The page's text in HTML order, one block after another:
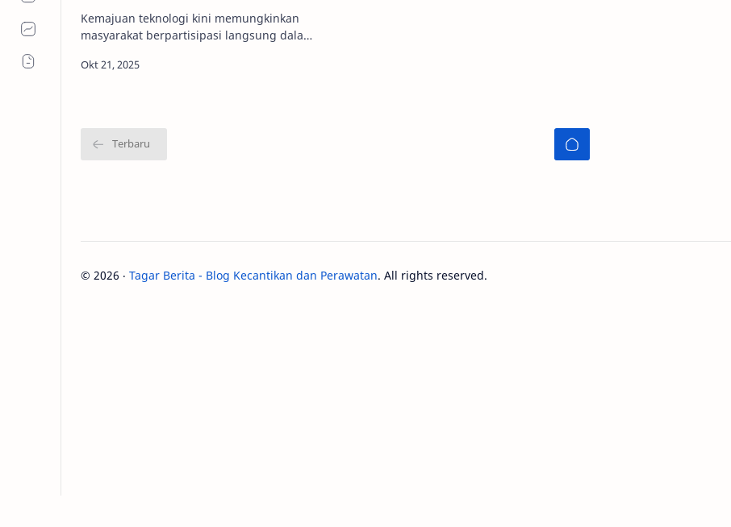
Kemajuan teknologi kini memungkinkan
masyarakat berpartisipasi langsung dalam
informasi yang lebih mudah. Salah satu…
© 2026 ‧ Tagar Berita - Blog Kecantikan dan Perawatan. All rights reserved.